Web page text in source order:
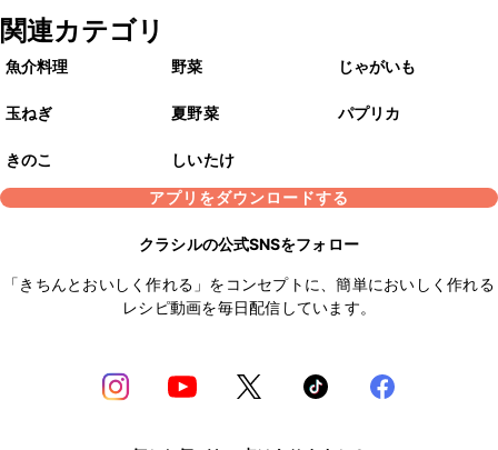
関連カテゴリ
魚介料理 野菜 じゃがいも
玉ねぎ 夏野菜 パプリカ
きのこ
しいたけ
アプリをダウンロードする
クラシルの公式SNSをフォロー
「きちんとおいしく作れる」をコンセプトに、簡単においしく作れる
レシピ動画を毎日配信しています。